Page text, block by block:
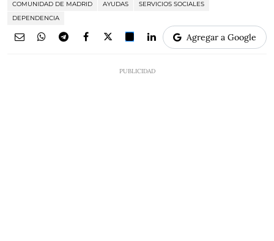
COMUNIDAD DE MADRID AYUDAS
SERVICIOS SOCIALES
DEPENDENCIA
Agregar a Google